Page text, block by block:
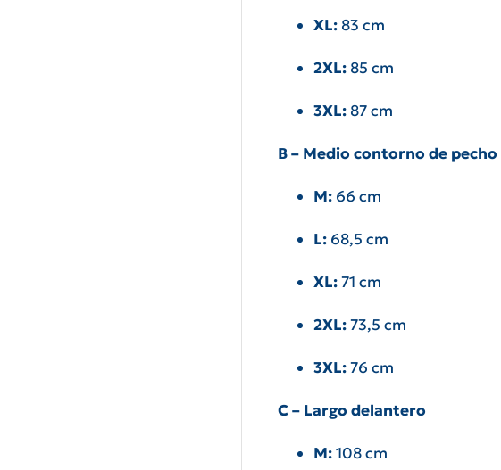
XL: 83 cm
2XL: 85 cm
3XL: 87 cm
B – Medio contorno de pecho
M: 66 cm
L: 68,5 cm
XL:71 cm
2XL:73,5 cm
3XL:76 cm
C – Largo delantero
M:108 cm